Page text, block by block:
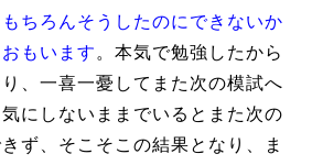
ちろんそうしたのにできないか
もいます 。本気で勉強したから
、一喜一憂してまた次の模試へ
にしないままでいるとまた次の
ず、そこそこの結果となり、ま